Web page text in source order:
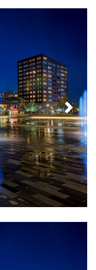
Next